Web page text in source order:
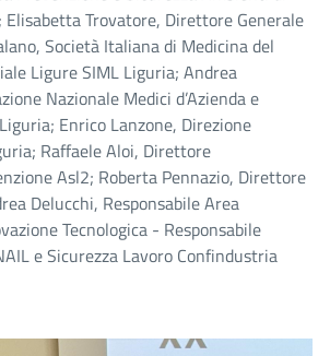
Elisabetta Trovatore, Direttore Generale
Società Italiana di Medicina del
Ligure SIML Liguria; Andrea
Nazionale Medici d’Azienda e
Enrico Lanzone, Direzione
Raffaele Aloi, Direttore
Asl2; Roberta Pennazio, Direttore
Delucchi, Responsabile Area
Tecnologica - Responsabile
e Sicurezza Lavoro Confindustria